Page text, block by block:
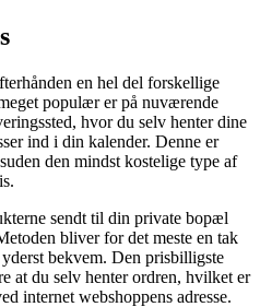
en hel del forskellige
populær er på nuværende
hvor du selv henter dine
ind i din kalender. Denne er
den mindst kostelige type af
sendt til din private bopæl
bliver for det meste en tak
bekvem. Den prisbilligste
at du selv henter ordren, hvilket er
internet webshoppens adresse.